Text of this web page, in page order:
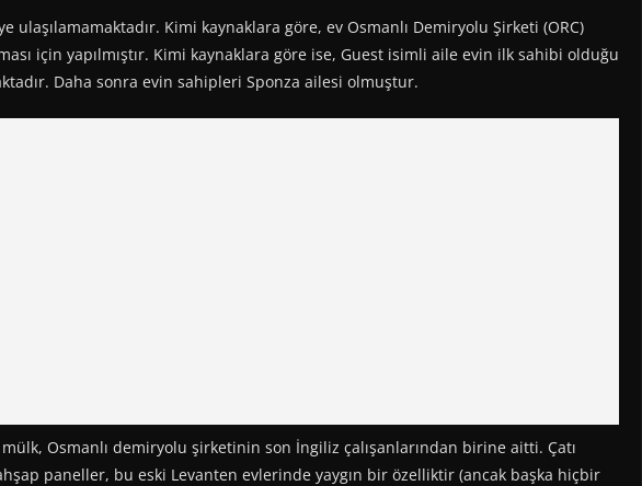
ulaşılamamaktadır. Kimi kaynaklara göre, ev Osmanlı Demiryolu Şirketi (ORC)
için yapılmıştır. Kimi kaynaklara göre ise, Guest isimli aile evin ilk sahibi olduğu
Daha sonra evin sahipleri Sponza ailesi olmuştur.
Osmanlı demiryolu şirketinin son İngiliz çalışanlarından birine aitti. Çatı
paneller, bu eski Levanten evlerinde yaygın bir özelliktir (ancak başka hiçbir